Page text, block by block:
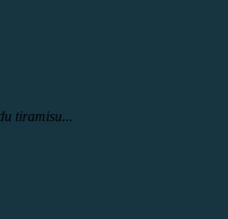
tiramisu...